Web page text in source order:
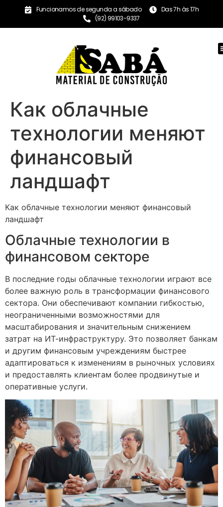
Funcionamos de segunda a sábado
Das 7h às 17h
(92) 99103-9337
Как облачные
технологии меняют
финансовый
ландшафт
Как облачные технологии меняют финансовый
ландшафт
Облачные технологии в
финансовом секторе
В последние годы облачные технологии играют все
более важную роль в трансформации финансового
сектора. Они обеспечивают компании гибкостью,
неограниченными возможностями для
масштабирования и значительным снижением
затрат на ИТ-инфраструктуру. Это позволяет банкам
и другим финансовым учреждениям быстрее
адаптироваться к изменениям в рыночных условиях
и предоставлять клиентам более продвинутые и
оперативные услуги.